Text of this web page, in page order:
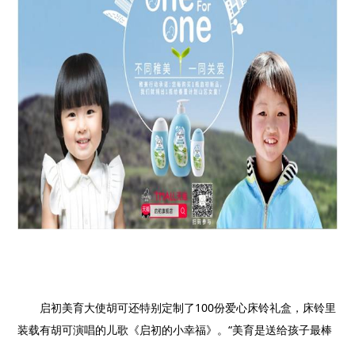
启初美育大使胡可还特别定制了100份爱心床铃礼盒，床铃里
装载有胡可演唱的儿歌《启初的小幸福》。“美育是送给孩子最棒